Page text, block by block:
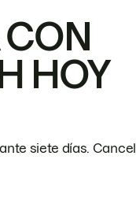
HOY
siete días.